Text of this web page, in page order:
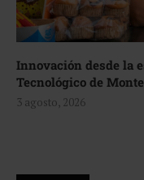
Innovación desde la
Tecnológico de
3 agosto, 2026